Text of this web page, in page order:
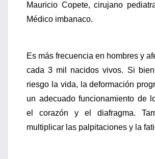
Mauricio Copete, cirujano
Médico imbanaco.
Es más frecuencia en hombres y
cada 3 mil nacidos vivos. Si
riesgo la vida, la deformación
un adecuado funcionamiento de
el corazón y el diafragma.
multiplicar las palpitaciones y la